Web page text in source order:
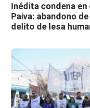
Inédita condena en
Paiva: abandono
delito de lesa